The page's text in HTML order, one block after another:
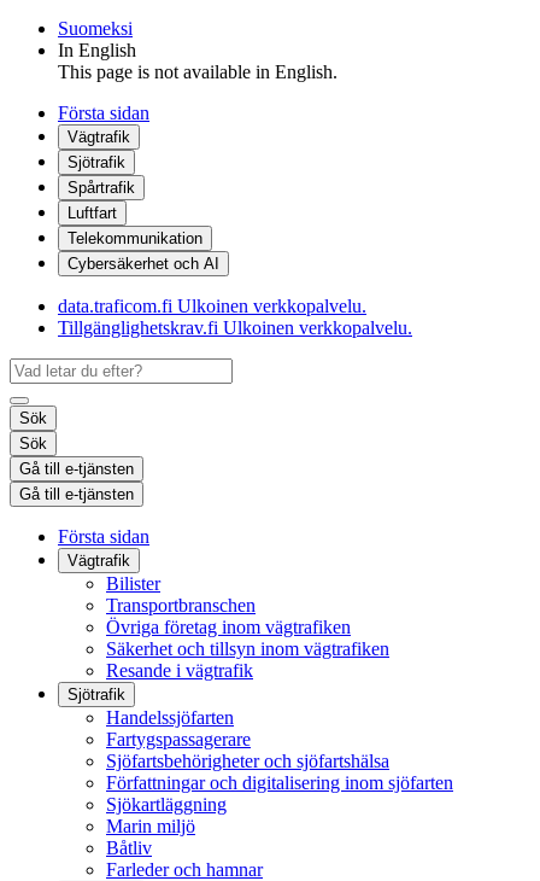
Suomeksi
In English
This page is not available in English.
Första sidan
Vägtrafik
Sjötrafik
Spårtrafik
Luftfart
Telekommunikation
Cybersäkerhet och AI
data.traficom.fi Ulkoinen verkkopalvelu.
Tillgänglighetskrav.fi Ulkoinen verkkopalvelu.
Sök
Sök
Gå till e-tjänsten
Gå till e-tjänsten
Första sidan
Vägtrafik
Bilister
Transportbranschen
Övriga företag inom vägtrafiken
Säkerhet och tillsyn inom vägtrafiken
Resande i vägtrafik
Sjötrafik
Handelssjöfarten
Fartygspassagerare
Sjöfartsbehörigheter och sjöfartshälsa
Författningar och digitalisering inom sjöfarten
Sjökartläggning
Marin miljö
Båtliv
Farleder och hamnar